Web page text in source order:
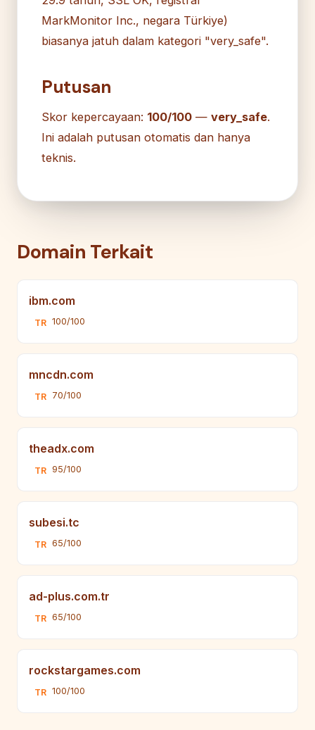
MarkMonitor Inc., negara Türkiye)
biasanya jatuh dalam kategori "very_safe".
Putusan
Skor kepercayaan: 100/100 — very_safe.
Ini adalah putusan otomatis dan hanya
teknis.
Domain Terkait
ibm.com
TR 100/100
mncdn.com
TR 70/100
theadx.com
TR 95/100
subesi.tc
TR 65/100
ad-plus.com.tr
TR 65/100
rockstargames.com
TR 100/100